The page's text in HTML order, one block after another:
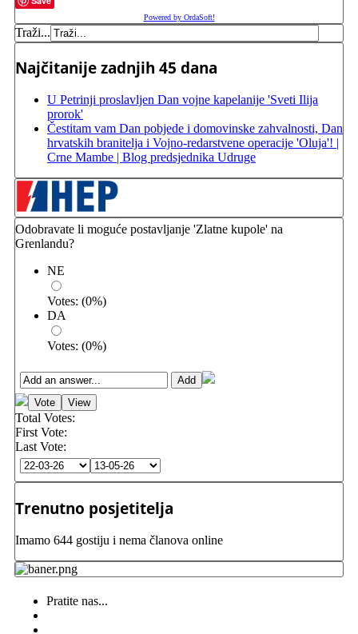
Powered by OrdaSoft!
Traži...
Najčitanije zadnjih 45 dana
U Petrinji proslavljen Dan vojne kapelanije 'Sveti Ilija
prorok'
Čestitam vam Dan pobjede i domovinske zahvalnosti, Dan
hrvatskih branitelja i Vojno-redarstvene operacije 'Oluja'! |
Crne Mambe | Blog predsjednika Udruge
Odobravate li moguće postavljanje 'Zlatne kupole' na
Grenlandu?
NE
Votes: (0%)
DA
Votes: (0%)
Total Votes:
First Vote:
Last Vote:
Trenutno posjetitelja
Imamo 644 gostiju i nema članova online
Pratite nas...